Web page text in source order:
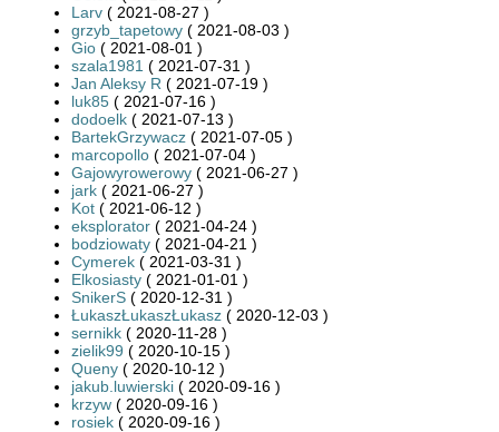
Larv ( 2021-08-27 )
grzyb_tapetowy ( 2021-08-03 )
Gio ( 2021-08-01 )
szala1981 ( 2021-07-31 )
Jan Aleksy R ( 2021-07-19 )
luk85 ( 2021-07-16 )
dodoelk ( 2021-07-13 )
BartekGrzywacz ( 2021-07-05 )
marcopollo ( 2021-07-04 )
Gajowyrowerowy ( 2021-06-27 )
jark ( 2021-06-27 )
Kot ( 2021-06-12 )
eksplorator ( 2021-04-24 )
bodziowaty ( 2021-04-21 )
Cymerek ( 2021-03-31 )
Elkosiasty ( 2021-01-01 )
SnikerS ( 2020-12-31 )
ŁukaszŁukaszŁukasz ( 2020-12-03 )
sernikk ( 2020-11-28 )
zielik99 ( 2020-10-15 )
Queny ( 2020-10-12 )
jakub.luwierski ( 2020-09-16 )
krzyw ( 2020-09-16 )
rosiek ( 2020-09-16 )